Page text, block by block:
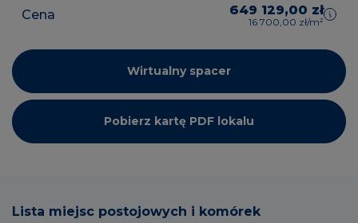
Cena 649 129,00 zł
16 700,00 zł/m²
Wirtualny spacer
Pobierz kartę PDF lokalu
Lista miejsc postojowych i komórek